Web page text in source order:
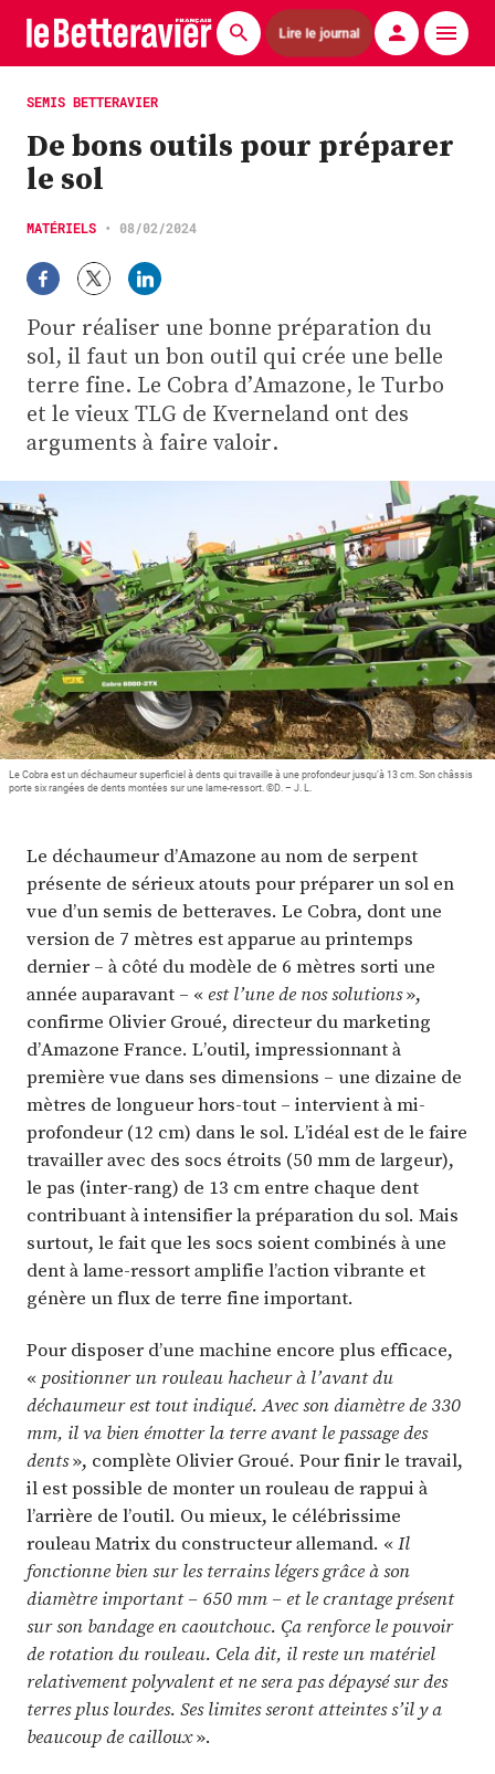
Lire le journal
Actualités
Économie
Agronomie
Matériels
La technique ITB
Pommes de terre
Guides pratiques
Chasse
Plus
Abonnez-vous
SEMIS BETTERAVIER
De bons outils pour préparer
le sol
MATÉRIELS • 08/02/2024
Pour réaliser une bonne préparation du
sol, il faut un bon outil qui crée une belle
terre fine. Le Cobra d’Amazone, le Turbo
et le vieux TLG de Kverneland ont des
arguments à faire valoir.
Le Cobra est un déchaumeur superficiel à dents qui travaille à une profondeur jusqu’à 13 cm. Son châssis
porte six rangées de dents montées sur une lame-ressort. ©D. – J. L.
Le déchaumeur d’Amazone au nom de serpent
présente de sérieux atouts pour préparer un sol en
vue d’un semis de betteraves. Le Cobra, dont une
version de 7 mètres est apparue au printemps
dernier – à côté du modèle de 6 mètres sorti une
année auparavant – « est l’une de nos solutions»,
confirme Olivier Groué, directeur du marketing
d’Amazone France. L’outil, impressionnant à
première vue dans ses dimensions – une dizaine de
mètres de longueur hors-tout – intervient à mi-
profondeur (12 cm) dans le sol. L’idéal est de le faire
travailler avec des socs étroits (50 mm de largeur),
le pas (inter-rang) de 13 cm entre chaque dent
contribuant à intensifier la préparation du sol. Mais
surtout, le fait que les socs soient combinés à une
dent à lame-ressort amplifie l’action vibrante et
génère un flux de terre fine important.
Pour disposer d’une machine encore plus efficace,
« positionner un rouleau hacheur à l’avant du
déchaumeur est tout indiqué. Avec son diamètre de 330
mm, il va bien émotter la terre avant le passage des
dents», complète Olivier Groué. Pour finir le travail,
il est possible de monter un rouleau de rappui à
l’arrière de l’outil. Ou mieux, le célébrissime
rouleau Matrix du constructeur allemand. «Il
fonctionne bien sur les terrains légers grâce à son
diamètre important – 650 mm – et le crantage présent
sur son bandage en caoutchouc. Ça renforce le pouvoir
de rotation du rouleau. Cela dit, il reste un matériel
relativement polyvalent et ne sera pas dépaysé sur des
terres plus lourdes. Ses limites seront atteintes s’il y a
beaucoup de cailloux».